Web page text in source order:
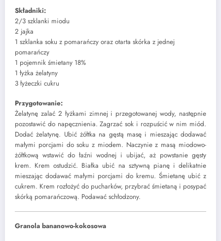
Składniki:
2/3 szklanki miodu
2 jajka
1 szklanka soku z pomarańczy oraz otarta skórka z jednej
pomarańczy
1 pojemnik śmietany 18%
1 łyżka żelatyny
3 łyżeczki cukru
Przygotowanie:
Żelatynę zalać 2 łyżkami zimnej i przegotowanej wody, następnie
pozostawić do napęcznienia. Zagrzać sok i rozpuścić w nim miód.
Dodać żelatynę. Ubić żółtka na gęstą masę i mieszając dodawać
małymi porcjami do soku z miodem. Naczynie z masą miodowo-
żółtkową wstawić do łaźni wodnej i ubijać, aż powstanie gęsty
krem. Krem ostudzić. Białka ubić na sztywną pianę i delikatnie
mieszając dodawać małymi porcjami do kremu. Śmietanę ubić z
cukrem. Krem rozłożyć do pucharków, przybrać śmietaną i posypać
skórką pomarańczową. Podawać schłodzony.
Granola bananowo-kokosowa